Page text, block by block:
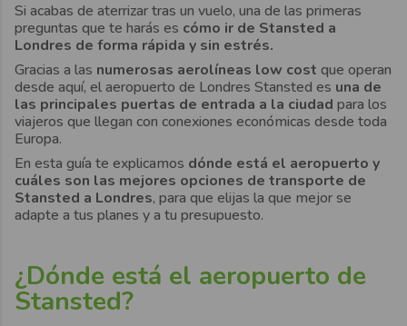
Si acabas de aterrizar tras un vuelo, una de las primeras
preguntas que te harás es cómo ir de Stansted a
Londres de forma rápida y sin estrés.
Gracias a las numerosas aerolíneas low cost que operan
desde aquí, el aeropuerto de Londres Stansted es una de
las principales puertas de entrada a la ciudad para los
viajeros que llegan con conexiones económicas desde toda
Europa.
En esta guía te explicamos dónde está el aeropuerto y
cuáles son las mejores opciones de transporte de
Stansted a Londres, para que elijas la que mejor se
adapte a tus planes y a tu presupuesto.
¿Dónde está el aeropuerto de
Stansted?